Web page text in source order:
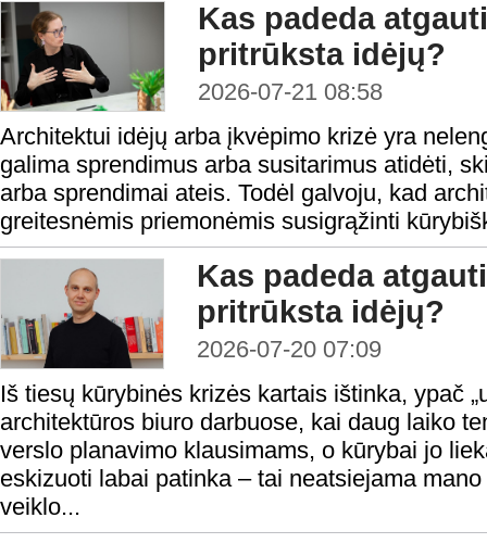
Kas padeda
pritrūksta idėjų?
2026-07-21 08:58
Architektui idėjų arba įkvėpimo krizė yra
galima sprendimus arba susitarimus atidėti,
arba sprendimai ateis. Todėl galvoju, kad
greitesnėmis priemonėmis susigrąžinti
Kas padeda
pritrūksta idėjų?
2026-07-20 07:09
Iš tiesų kūrybinės krizės kartais ištinka, ypač
architektūros biuro darbuose, kai daug laiko
verslo planavimo klausimams, o kūrybai jo
eskizuoti labai patinka – tai neatsiejama
veiklo...